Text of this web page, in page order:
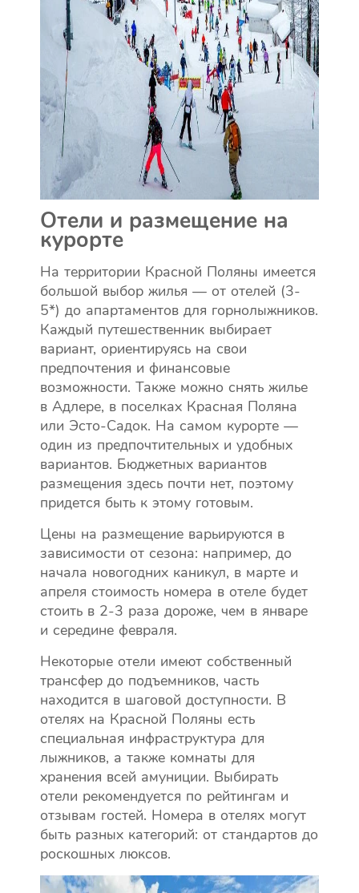
Отели и размещение на
курорте
На территории Красной Поляны имеется
большой выбор жилья — от отелей (3-
5*) до апартаментов для горнолыжников.
Каждый путешественник выбирает
вариант, ориентируясь на свои
предпочтения и финансовые
возможности. Также можно снять жилье
в Адлере, в поселках Красная Поляна
или Эсто-Садок. На самом курорте —
один из предпочтительных и удобных
вариантов. Бюджетных вариантов
размещения здесь почти нет, поэтому
придется быть к этому готовым.
Цены на размещение варьируются в
зависимости от сезона: например, до
начала новогодних каникул, в марте и
апреля стоимость номера в отеле будет
стоить в 2-3 раза дороже, чем в январе
и середине февраля.
Некоторые отели имеют собственный
трансфер до подъемников, часть
находится в шаговой доступности. В
отелях на Красной Поляны есть
специальная инфраструктура для
лыжников, а также комнаты для
хранения всей амуниции. Выбирать
отели рекомендуется по рейтингам и
отзывам гостей. Номера в отелях могут
быть разных категорий: от стандартов до
роскошных люксов.